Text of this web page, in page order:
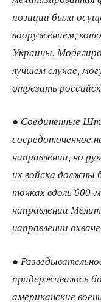
позиции была
вооружением,
Украины.
лучшем случае,
отрезать
● Соединенные
сосредоточенное
направлении, но
их войска должны
точках вдоль 600-​
направлении
направлении
●
придерживалось
американские